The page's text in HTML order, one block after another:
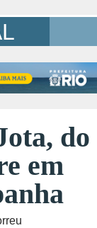
do
em